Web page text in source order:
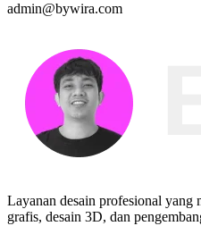
admin@bywira.com
Layanan desain profesional yang
grafis, desain 3D, dan